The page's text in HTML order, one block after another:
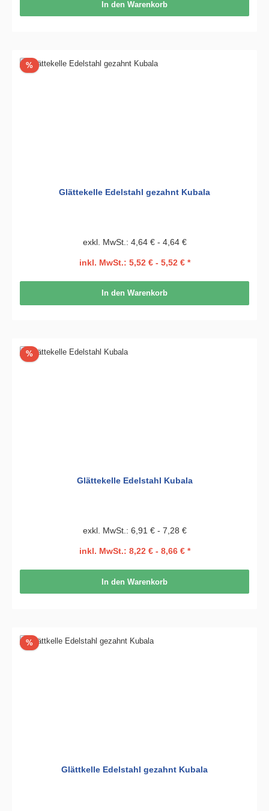
In den Warenkorb
%Rabatt
Glättekelle Edelstahl gezahnt Kubala
exkl. MwSt.: 4,64 € - 4,64 €
inkl. MwSt.: 5,52 € - 5,52 € *
In den Warenkorb
%Rabatt
Glättekelle Edelstahl Kubala
exkl. MwSt.: 6,91 € - 7,28 €
inkl. MwSt.: 8,22 € - 8,66 € *
In den Warenkorb
%Rabatt
Glättkelle Edelstahl gezahnt Kubala